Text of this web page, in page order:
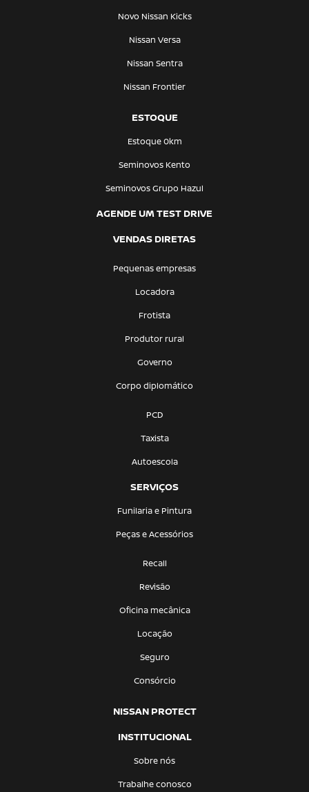
Novo Nissan Kicks
Nissan Versa
Nissan Sentra
Nissan Frontier
ESTOQUE
Estoque 0km
Seminovos Kento
Seminovos Grupo Hazul
AGENDE UM TEST DRIVE
VENDAS DIRETAS
Pequenas empresas
Locadora
Frotista
Produtor rural
Governo
Corpo diplomático
PCD
Taxista
Autoescola
SERVIÇOS
Funilaria e Pintura
Peças e Acessórios
Recall
Revisão
Oficina mecânica
Locação
Seguro
Consórcio
NISSAN PROTECT
INSTITUCIONAL
Sobre nós
Trabalhe conosco